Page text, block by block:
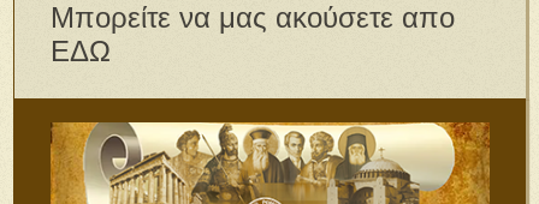
Μπορείτε να μας ακούσετε απο
ΕΔΩ